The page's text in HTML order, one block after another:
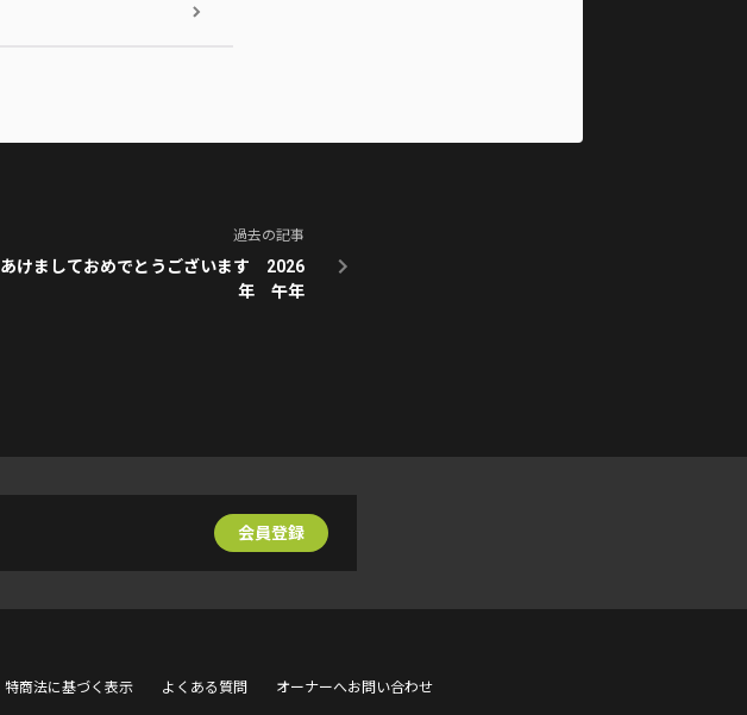
過去の記事
あけましておめでとうございます 2026
年 午年
会員登録
特商法に基づく表示 よくある質問 オーナーへお問い合わせ